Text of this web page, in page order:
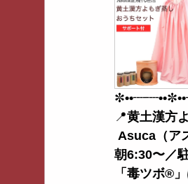
✼••┈┈••✼
📍黄土漢方
Asuca（ア
朝6:30〜／
「毒ツボ®︎